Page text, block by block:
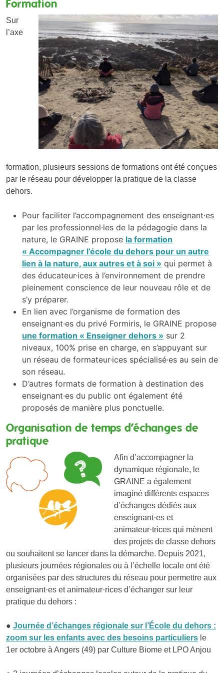
Formation
Sur
l’axe
formation, plusieurs sessions de formations ont été conçues
par le réseau pour développer la pratique de la classe
dehors.
Pour faciliter l’accompagnement des enseignant·es
par les professionnel·les de la pédagogie dans la
nature, le GRAINE propose la formation
« Accompagner l’école du dehors pour un autre
lien à la nature, aux autres et à soi » qui permet à
des éducateur·ices à l’environnement de prendre
pleinement conscience de leur nouveau rôle et de
s’y préparer.
En lien avec l’organisme de formation des
enseignant·es du privé Formiris, le GRAINE propose
une formation « Enseigner dehors » sur 2
niveaux, 100% prise en charge, en s’appuyant sur
un réseau de formateur·ices spécialisé·es au sein de
son réseau.
D’autres formats de formation à destination des
enseignant·es du public ont également été
proposés de manière plus ponctuelle.
Organisation de temps d’échanges de
pratique
Afin d’accompagner la
dynamique régionale, le
GRAINE a également
imaginé différents espaces
d’échanges dédiés aux
enseignant·es et
animateur·trices qui mènent
des projets de classe dehors
ou souhaitent se lancer dans la démarche. Depuis 2021,
plusieurs journées régionales ou à l’échelle locale ont été
organisées par des structures du réseau pour permettre aux
enseignant·es et animateur·rices d’échanger sur leur
pratique du dehors :
● Journée d’échanges régionale sur l’École du dehors :
zoom sur les enfants avec des besoins particuliers le
1er octobre à Angers (49) par Culture Biome et LPO Anjou